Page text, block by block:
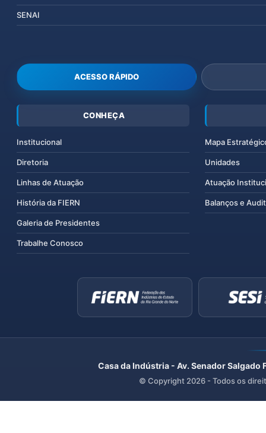
SENAI
ACESSO RÁPIDO
CONHEÇA
Institucional
Diretoria
Linhas de Atuação
História da FIERN
Galeria de Presidentes
Trabalhe Conosco
Mapa
Unidades
Atuação
Balanços e
Casa da Indústria - Av. Senador
© Copyright 2026 - Todos os